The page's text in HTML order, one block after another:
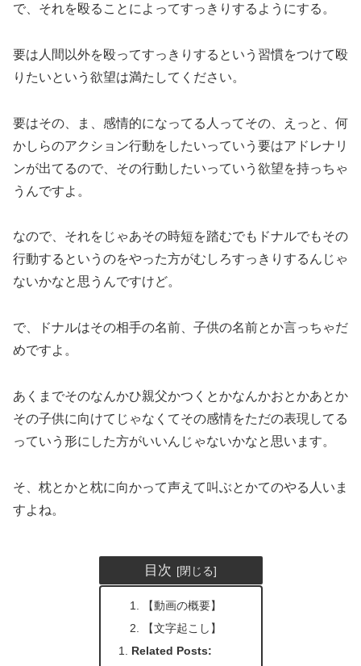
で、それを殴ることによってすっきりするようにする。
要は人間以外を殴ってすっきりするという習慣をつけて殴
りたいという欲望は満たしてください。
要はその、ま、感情的になってる人ってその、えっと、何
かしらのアクション行動をしたいっていう要はアドレナリ
ンが出てるので、その行動したいっていう欲望を持っちゃ
うんですよ。
なので、それをじゃあその時短を踏むでもドナルでもその
行動するというのをやった方がむしろすっきりするんじゃ
ないかなと思うんですけど。
で、ドナルはその相手の名前、子供の名前とか言っちゃだ
めですよ。
あくまでそのなんかひ親父かつくとかなんかおとかあとか
その子供に向けてじゃなくてその感情をただの表現してる
っていう形にした方がいいんじゃないかなと思います。
そ、枕とかと枕に向かって声えて叫ぶとかてのやる人いま
すよね。
目次
【動画の概要】
【文字起こし】
Related Posts: